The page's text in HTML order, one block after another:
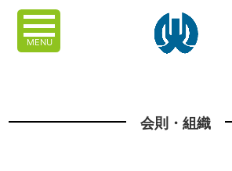
MENU
会則・組織